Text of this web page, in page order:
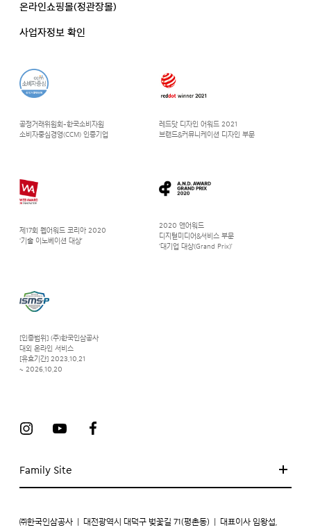
Family Site
공정거래위원회-한국소비자원
소비자중심경영(CCM) 인증기업
레드닷 디자인 어워드 2021
브랜드&커뮤니케이션 디자인 부문
제17회 웹어워드 코리아 2020
‘기술 이노베이션 대상’
2020 앤어워드
디지털미디어&서비스 부문
‘대기업 대상(Grand Prix)’
[인증범위] (주)한국인삼공사
대외 온라인 서비스
[유효기간] 2023.10.21
~ 2026.10.20
온라인쇼핑몰(정관장몰)
사업자정보 확인
㈜한국인삼공사 대전광역시 대덕구 벚꽃길 71(평촌동) 대표이사 임왕섭,